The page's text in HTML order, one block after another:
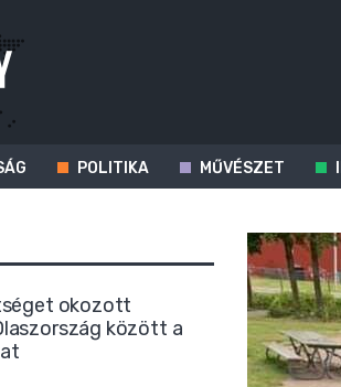
POLITIKA MŰVÉSZET
okozott
között a